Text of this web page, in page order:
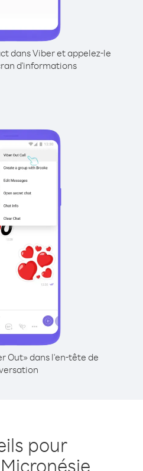
dans Viber et appelez-le
d'informations
Out» dans l'en-tête de
pour